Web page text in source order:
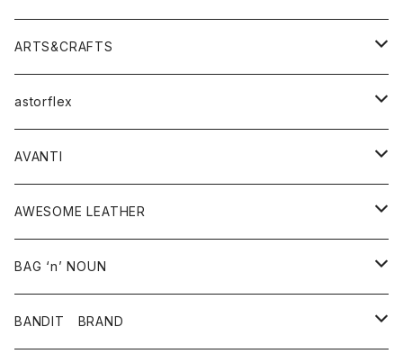
シャツ・ブラウス
パンツ
スカート
ワンピース・オールインワン
バッグ
シューズ
アクセサリー
その他雑貨
アウター
コート
ジャケット
トップス
ベスト
シャツ
ワンピース
ボトム
スカート
パンツ
グッズ
靴
ARTS&CRAFTS
アクセサリー
ウォレット
バッグ
astorflex
グッズ
靴
AVANTI
シャツ
AWESOME LEATHER
アウター
革ジャケット
BAG ‘n’ NOUN
アクセサリー
BANDIT BRAND